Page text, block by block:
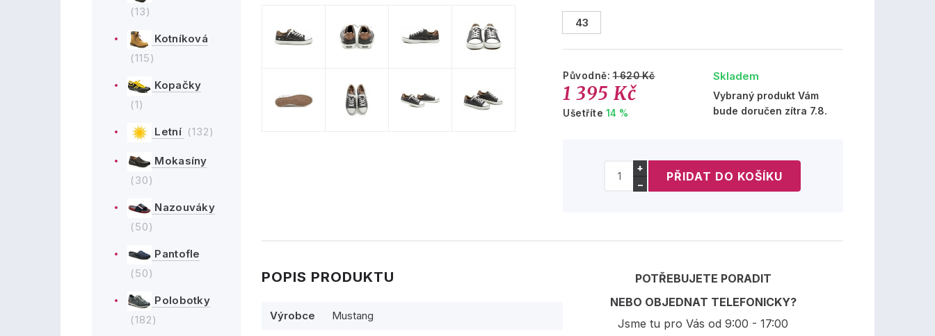
(13)
Kotníková
(115)
Kopačky
(1)
Letní (132)
Mokasíny
(30)
Nazouváky
(50)
Pantofle
(50)
Polobotky
(182)
43
Původně:1 620 Kč
1 395 Kč
Ušetříte 14 %
Skladem
Vybraný produkt Vám
bude doručen zítra 7.8.
+
−
POPIS PRODUKTU
Výrobce Mustang
POTŘEBUJETE PORADIT
NEBO OBJEDNAT TELEFONICKY?
Jsme tu pro Vás od 9:00 - 17:00